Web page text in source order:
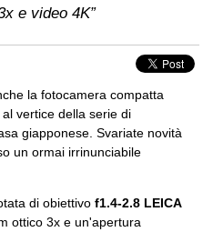
e video 4K”
la fotocamera compatta
vertice della serie di
giapponese. Svariate novità
un ormai irrinunciabile
di obiettivo f1.4-2.8 LEICA
ottico 3x e un'apertura